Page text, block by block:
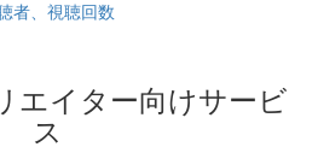
者、視聴回数
エイター向けサービ
ス